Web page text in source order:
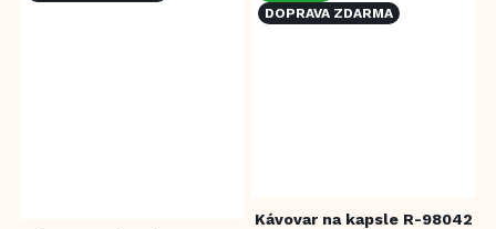
DOPRAVA ZDARMA
Kávovar na kapsle R-98042